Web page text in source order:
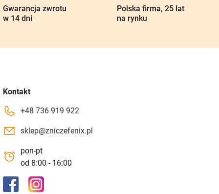
Gwarancja zwrotu
w 14 dni
Polska firma, 25 lat
na rynku
Kontakt
+48 736 919 922
sklep@zniczefenix.pl
pon-pt
od 8:00 - 16:00